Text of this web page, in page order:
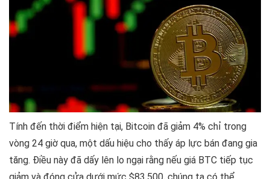
Tính đến thời điểm hiện tại, Bitcoin đã giảm 4% chỉ trong
vòng 24 giờ qua, một dấu hiệu cho thấy áp lực bán đang gia
tăng. Điều này đã dấy lên lo ngại rằng nếu giá BTC tiếp tục